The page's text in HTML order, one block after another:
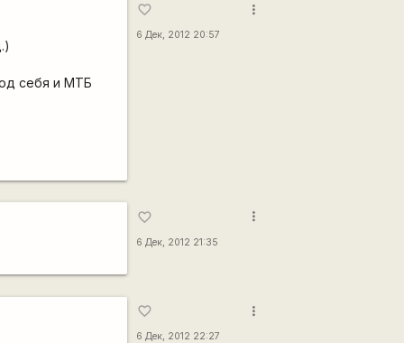
себя и МТБ
favorite_border
6 Дек, 2012 20:57
more_vert
favorite_border
6 Дек, 2012 21:35
more_vert
favorite_border
6 Дек, 2012 22:27
more_vert